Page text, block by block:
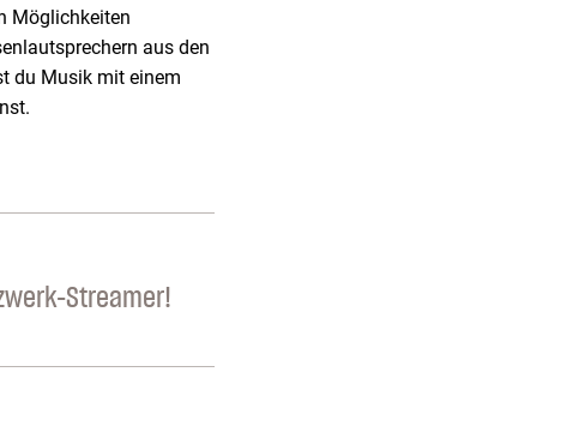
Möglichkeiten
aus den
du Musik mit einem
Streamer!